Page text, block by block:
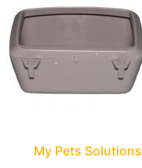
My Pets Solutions